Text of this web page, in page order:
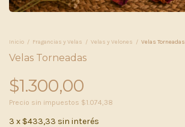
Inicio / Fragancias y Velas / Velas y Velones / Velas Torneadas
Velas Torneadas
$1.300,00
Precio sin impuestos $1.074,38
3 x $433,33 sin interés